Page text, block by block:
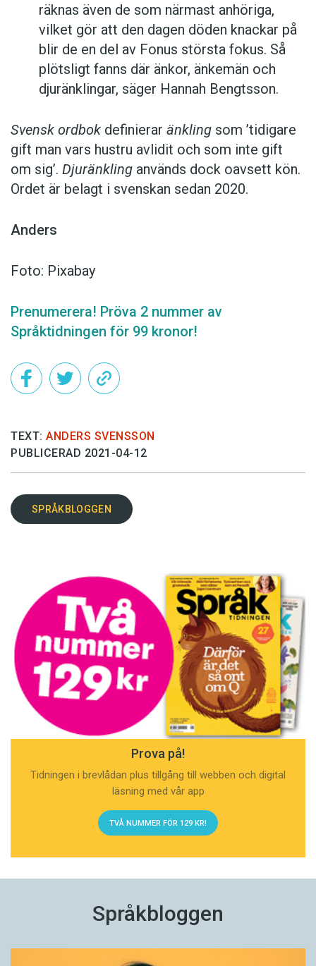
räknas även de som närmast anhöriga,
vilket gör att den dagen döden knackar på
blir de en del av Fonus största fokus. Så
plötsligt fanns där änkor, änkemän och
djuränklingar, säger Hannah Bengtsson.
Svensk ordbok definierar änkling som ’tidigare
gift man vars hustru av­lidit och som inte gift
om sig’. Djuränkling används dock oavsett kön.
Ordet är belagt i svenskan sedan 2020.
Anders
Foto: Pixabay
Prenumerera! Pröva 2 nummer av
Språktidningen för 99 kronor!
TEXT: ANDERS SVENSSON
PUBLICERAD 2021-04-12
SPRÅKBLOGGEN
Prova på!
Tidningen i brevlådan plus tillgång till webben och digital
läsning med vår app
TVÅ NUMMER FÖR 129 KR!
Språkbloggen